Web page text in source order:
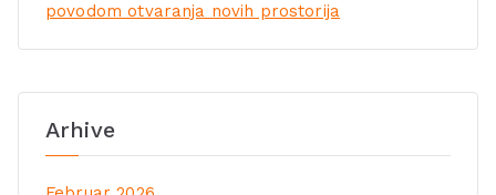
povodom otvaranja novih prostorija
Arhive